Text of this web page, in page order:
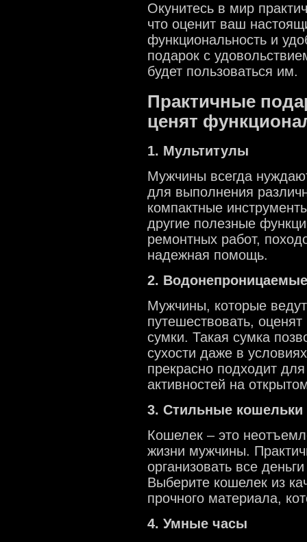
Окунитесь в мир
что оценит ваш
функциональность и
подарок с
будет пользоваться им.
Практичные
ценят
1. Мультитулы
Мужчины всегда
для выполнения
компактные
другие полезные
ремонтных работ,
надежная помощь.
2.
Мужчины, которые
путешествовать,
сумки. Такая сумка
сухости даже в
прекрасно подходит
активностей на
3. Стильные кошельки
Кошелек – это
жизни мужчины.
организовать все
Выберите кошелек из
прочного материала,
4. Умные часы